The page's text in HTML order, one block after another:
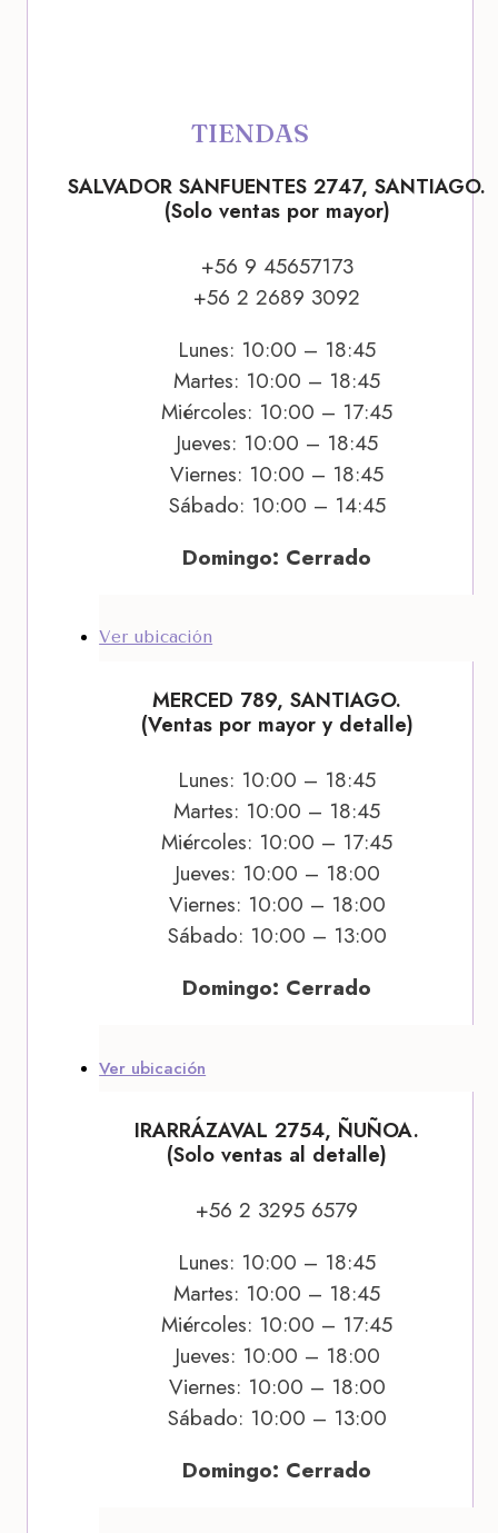
TIENDAS
SALVADOR SANFUENTES 2747, SANTIAGO.
(Solo ventas por mayor)
+56 9 45657173
+56 2 2689 3092
Lunes: 10:00 – 18:45
Martes: 10:00 – 18:45
Miércoles: 10:00 – 17:45
Jueves: 10:00 – 18:45
Viernes: 10:00 – 18:45
Sábado: 10:00 – 14:45
Domingo: Cerrado
Ver ubicación
MERCED 789, SANTIAGO.
(Ventas por mayor y detalle)
Lunes: 10:00 – 18:45
Martes: 10:00 – 18:45
Miércoles: 10:00 – 17:45
Jueves: 10:00 – 18:00
Viernes: 10:00 – 18:00
Sábado: 10:00 – 13:00
Domingo: Cerrado
Ver ubicación
IRARRÁZAVAL 2754, ÑUÑOA.
(Solo ventas al detalle)
+56 2 3295 6579
Lunes: 10:00 – 18:45
Martes: 10:00 – 18:45
Miércoles: 10:00 – 17:45
Jueves: 10:00 – 18:00
Viernes: 10:00 – 18:00
Sábado: 10:00 – 13:00
Domingo: Cerrado